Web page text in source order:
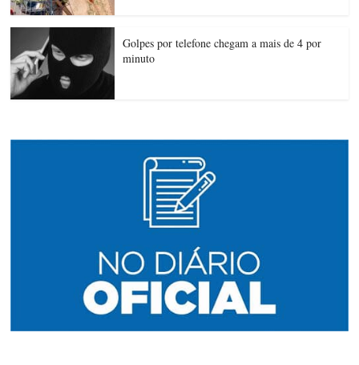
Golpes por telefone chegam a mais de 4 por
minuto